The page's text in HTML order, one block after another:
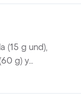
(15 g und),
g) y